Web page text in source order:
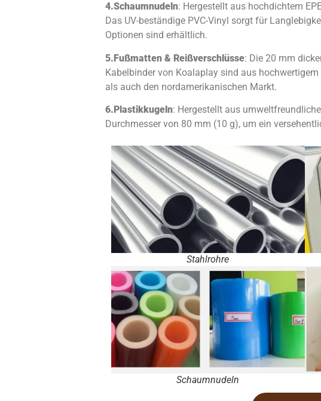
4.Schaumnudeln: Hergestellt aus hochdichtem
Das UV-beständige PVC-Vinyl sorgt für
Optionen sind erhältlich.
5.Fußmatten & Reißverschlüsse: Die 20 mm
Kabelbinder von Koalaplay sind aus
als auch den nordamerikanischen Markt.
6.Plastikkugeln: Hergestellt aus
Durchmesser von 80 mm (10 g), um ein
Stahlrohre
Schaumnudeln